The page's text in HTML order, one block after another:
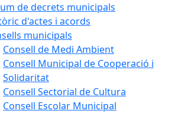
de decrets municipals
d'actes i acords
municipals
Consell de Medi Ambient
Consell Municipal de Cooperació i
Solidaritat
Consell Sectorial de Cultura
Consell Escolar Municipal